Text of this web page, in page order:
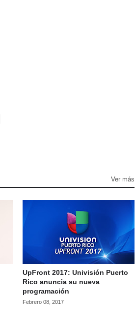
Ver más
UpFront 2017: Univisión Puerto
Rico anuncia su nueva
programación
Febrero 08, 2017